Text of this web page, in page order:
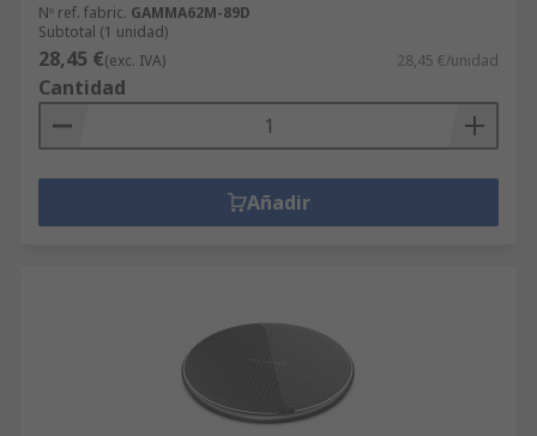
Nº ref. fabric. GAMMA62M-89D
Subtotal (1 unidad)
28,45 €(exc. IVA) 28,45 €/unidad
Cantidad
Añadir